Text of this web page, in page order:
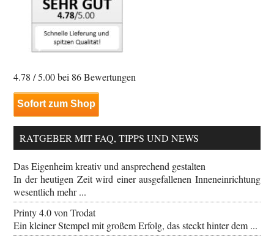
4.78 / 5.00 bei 86Bewertungen
Sofort zum Shop
RATGEBER MIT FAQ, TIPPS UND NEWS
Das Eigenheim kreativ und ansprechend gestalten
In der heutigen Zeit wird einer ausgefallenen Inneneinrichtung
wesentlich mehr ...
Printy 4.0 von Trodat
Ein kleiner Stempel mit großem Erfolg, das steckt hinter dem ...